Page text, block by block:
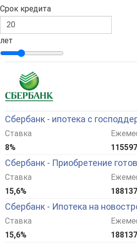
Срок кредита
лет
Сбербанк - ипотека с
Ставка
8%
115597
Сбербанк - Приобретение
Ставка
15,6%
188137
Сбербанк - Ипотека на
Ставка
15,6%
188137